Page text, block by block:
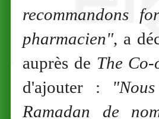
recommandons
pharmacien", a
auprès de The
d'ajouter :
Ramadan de